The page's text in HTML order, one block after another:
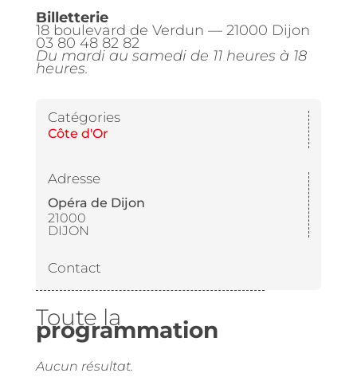
Billetterie
18 boulevard de Verdun — 21000 Dijon
03 80 48 82 82
Du mardi au samedi de 11 heures à 18
heures.
Catégories
Côte d'Or
Adresse
Opéra de Dijon
21000
DIJON
Contact
Toute la
programmation
Aucun résultat.